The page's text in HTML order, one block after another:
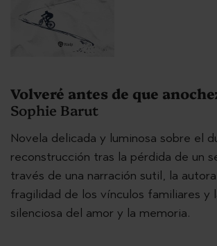
Volveré antes de que
Sophie Barut
Novela delicada y luminosa sobre el
reconstrucción tras la pérdida de un
través de una narración sutil, la
fragilidad de los vínculos familiares y
silenciosa del amor y la memoria.